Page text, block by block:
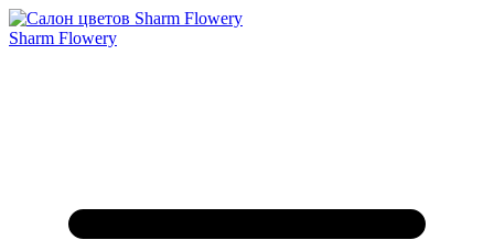
Sharm Flowery